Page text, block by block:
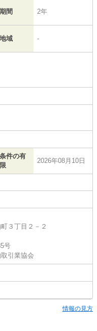
間 2年
域 -
件の有
2026年08月10日
３丁目２－２
号
取引業協会
情報の見方